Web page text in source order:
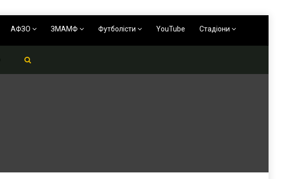
АФЗО ЗМАМФ Футболісти YouTube Стадіони